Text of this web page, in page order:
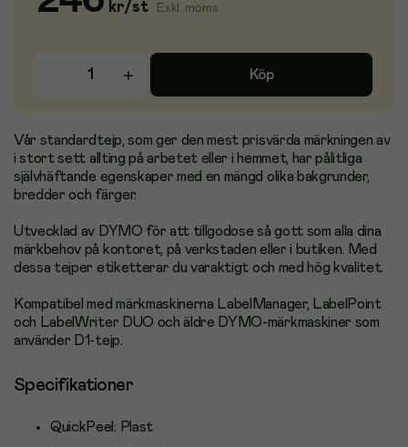
kr/st Exkl. moms
Köp
Vår standardtejp, som ger den mest prisvärda märkningen av
i stort sett allting på arbetet eller i hemmet, har pålitliga
självhäftande egenskaper med en mängd olika bakgrunder,
bredder och färger.
Utvecklad av DYMO för att tillgodose så gott som alla dina
märkbehov på kontoret, på verkstaden eller i butiken. Med
dessa tejper etiketterar du varaktigt och med hög kvalitet.
Kompatibel med märkmaskinerna LabelManager, LabelPoint
och LabelWriter DUO och äldre DYMO-märkmaskiner som
använder D1-tejp.
Specifikationer
QuickPeel: Plast